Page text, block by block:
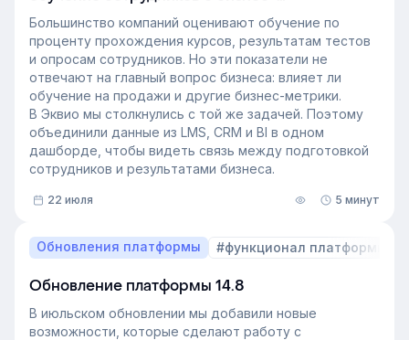
как эти изменения повлияют на корпоративное
обучение в ближайшие годы. Материал подготовлен
на основе интервью коммерческого директора
Эквио Леонида Бутакова для подкаста HR4People.
показателями
Большинство компаний оценивают обучение по
проценту прохождения курсов, результатам тестов
и опросам сотрудников. Но эти показатели не
отвечают на главный вопрос бизнеса: влияет ли
обучение на продажи и другие бизнес-метрики.
В Эквио мы столкнулись с той же задачей. Поэтому
объединили данные из LMS, CRM и BI в одном
дашборде, чтобы видеть связь между подготовкой
сотрудников и результатами бизнеса.
22 июля 5 минут
Обновления платформы #функционал платформы
Обновление платформы 14.8
В июльском обновлении мы добавили новые
возможности, которые сделают работу с